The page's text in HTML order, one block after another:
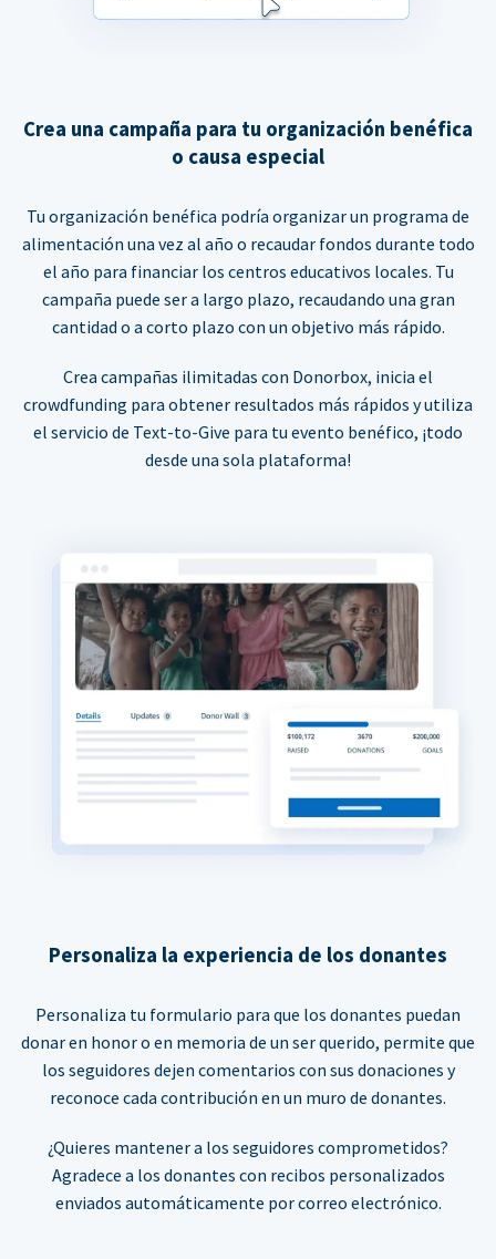
Crea una campaña para tu organización benéfica
o causa especial
Tu organización benéfica podría organizar un programa de
alimentación una vez al año o recaudar fondos durante todo
el año para financiar los centros educativos locales. Tu
campaña puede ser a largo plazo, recaudando una gran
cantidad o a corto plazo con un objetivo más rápido.
Crea campañas ilimitadas con Donorbox, inicia el
crowdfunding para obtener resultados más rápidos y utiliza
el servicio de Text-to-Give para tu evento benéfico, ¡todo
desde una sola plataforma!
Personaliza la experiencia de los donantes
Personaliza tu formulario para que los donantes puedan
donar en honor o en memoria de un ser querido, permite que
los seguidores dejen comentarios con sus donaciones y
reconoce cada contribución en un muro de donantes.
¿Quieres mantener a los seguidores comprometidos?
Agradece a los donantes con recibos personalizados
enviados automáticamente por correo electrónico.